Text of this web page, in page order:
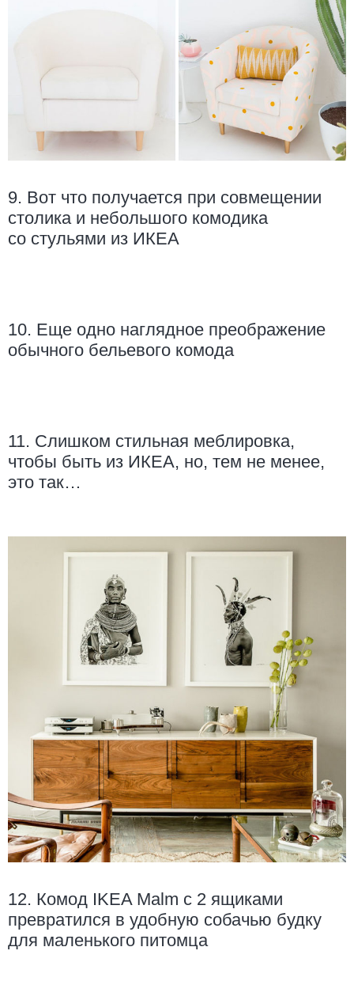
9. Вот что получается при совмещении
столика и небольшого комодика
со стульями из ИКЕА
10. Еще одно наглядное преображение
обычного бельевого комода
11. Слишком стильная меблировка,
чтобы быть из ИКЕА, но, тем не менее,
это так…
12. Комод IKEA Malm с 2 ящиками
превратился в удобную собачью будку
для маленького питомца